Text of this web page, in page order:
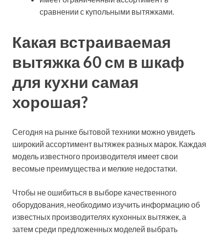
сравнении с купольными вытяжками.
Какая встраиваемая
вытяжка 60 см в шкаф
для кухни самая
хорошая?
Сегодня на рынке бытовой техники можно увидеть
широкий ассортимент вытяжек разных марок. Каждая
модель известного производителя имеет свои
весомые преимущества и мелкие недостатки.
Чтобы не ошибиться в выборе качественного
оборудования, необходимо изучить информацию об
известных производителях кухонных вытяжек, а
затем среди предложенных моделей выбрать